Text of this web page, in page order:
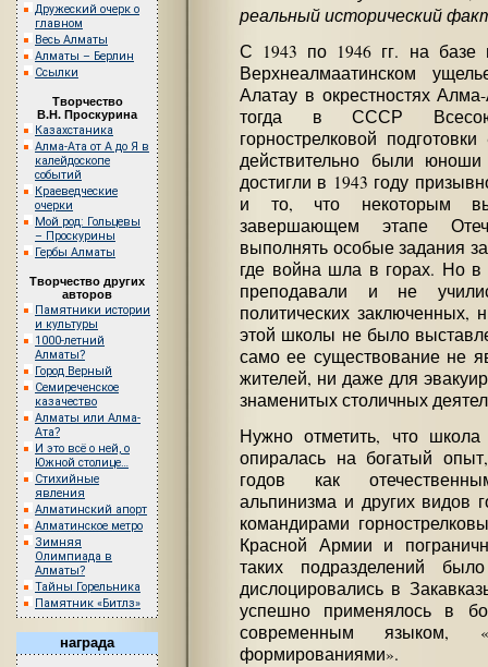
Дружеский очерк о
главном
Весь Алматы
Алматы – Берлин
Ссылки
Творчество
В.Н. Проскурина
Казахстаника
Алма-Ата от А до Я в
калейдоскопе
событий
Краеведческие
очерки
Мой род: Гольцевы
– Проскурины
Гербы Алматы
Творчество других
авторов
Памятники истории
и культуры
1000-летний
Алматы?
Город Верный
Семиреченское
казачество
Алматы или Алма-
Ата?
И это всё о ней, о
Южной столице…
Стихийные
явления
Алматинский апорт
Алматинское метро
Зимняя
Олимпиада в
Алматы?
Тайны Горельника
Памятник «Битлз»
награда
реальный исторический
С 1943 по 1946 гг. на базе
Верхнеалмаатинском
Алатау в окрестностях
тогда в СССР
горнострелковой
действительно были
достигли в 1943 году
и то, что некоторым
завершающем этапе
выполнять особые задания
где война шла в горах. Но в
преподавали и не
политических заключенных,
этой школы не было
само ее существование не
жителей, ни даже для
знаменитых столичных
Нужно отметить, что
опиралась на богатый
годов как
альпинизма и других видов
командирами
Красной Армии и
таких подразделений
дислоцировались в
успешно применялось в
современным языком,
формированиями».